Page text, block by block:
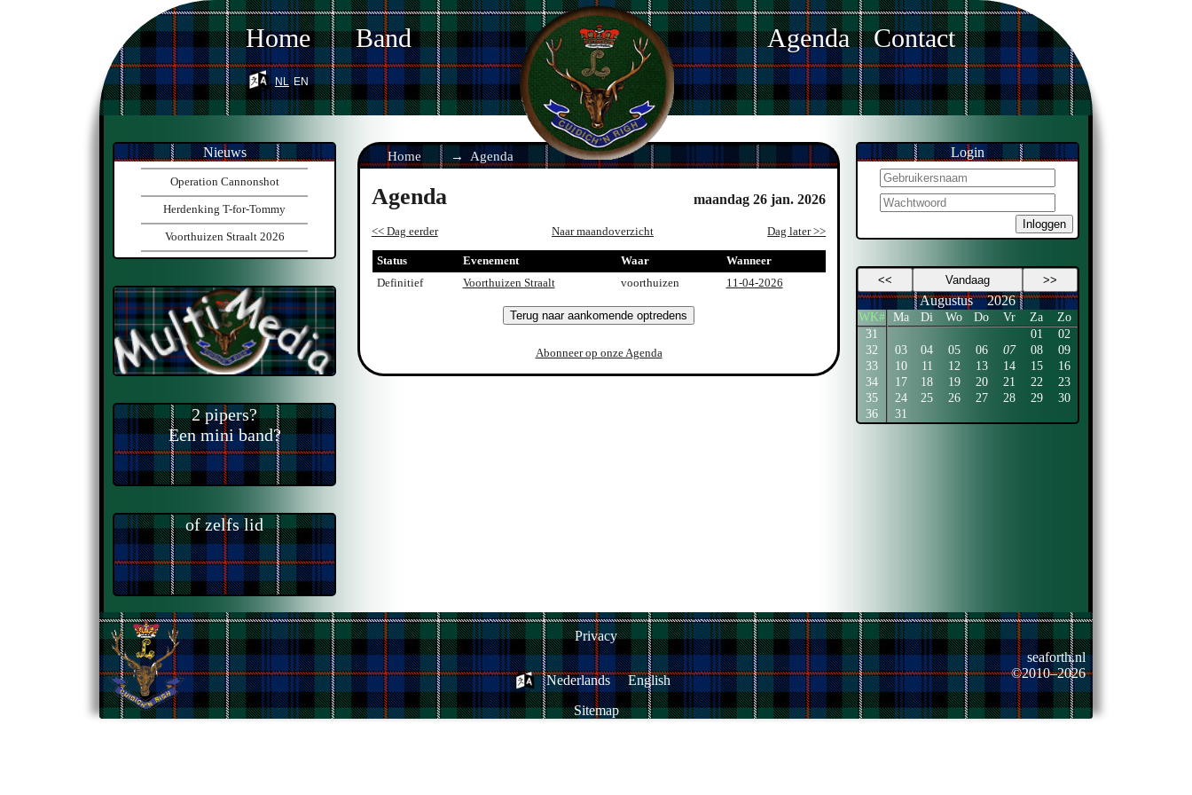
Home Band Agenda Contact
nl en
Home Agenda
Agenda maandag 26 jan. 2026
<< Dag eerder Naar maandoverzicht Dag later >>
Status Evenement Waar
Wanneer
Definitief
Voorthuizen Straalt voorthuizen 11-04-2026
Terug naar aankomende optredens
Abonneer op onze Agenda
Nieuws
Operation Cannonshot
Herdenking T-for-Tommy
Voorthuizen Straalt 2026
2 pipers?
Een mini band?
of zelfs lid
Login
Inloggen
<< Vandaag >>
Augustus 2026
WK# Ma Di Wo Do Vr Za
Zo
31
01
02
32
03 04 05 06 07 08
09
33
10 11 12 13 14 15
16
34
17 18 19 20 21 22
23
35
24 25 26 27 28 29
30
36
31
Privacy
Nederlands
English
Sitemap
seaforth.nl
©2010–2026